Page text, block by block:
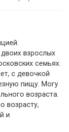
двоих взрослых
семьях.
с девочкой
пищу. Могу
возраста.
возрасту,
и